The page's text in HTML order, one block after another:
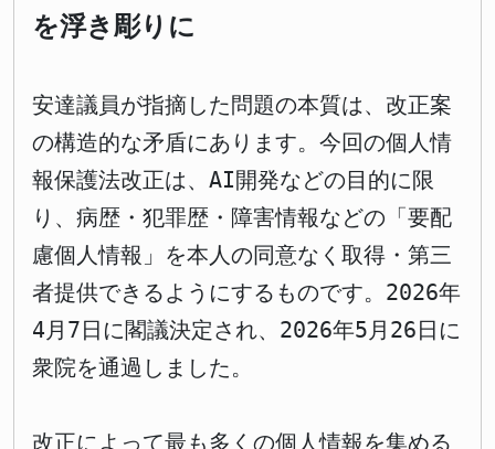
を浮き彫りに
安達議員が指摘した問題の本質は、改正案
の構造的な矛盾にあります。今回の個人情
報保護法改正は、AI開発などの目的に限
り、病歴・犯罪歴・障害情報などの「要配
慮個人情報」を本人の同意なく取得・第三
者提供できるようにするものです。2026年
4月7日に閣議決定され、2026年5月26日に
衆院を通過しました。
改正によって最も多くの個人情報を集める